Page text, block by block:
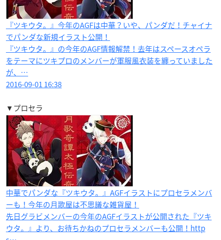
『ツキウタ。』今年のAGFは中華？いや、パンダだ！チャイナ
でパンダな新規イラスト公開！
『ツキウタ。』の今年のAGF情報解禁！去年はスペースオペラ
をテーマにツキプロのメンバーが軍服風衣装を纏っていました
が、…
2016-09-01 16:38
▼プロセラ
中華でパンダな『ツキウタ。』AGFイラストにプロセラメンバ
ーも！今年の月歌屋は不思議な雑貨屋！
先日グラビメンバーの今年のAGFイラストが公開された『ツキ
ウタ。』より、お待ちかねのプロセラメンバーも公開！http